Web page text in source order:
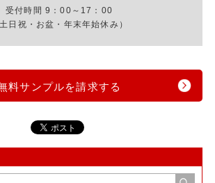
受付時間 9：00～17：00
土日祝・お盆・年末年始休み）
料サンプルを請求する